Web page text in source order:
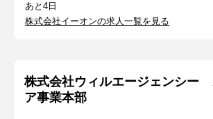
あと4日
株式会社イーオンの求人一覧を見る
株式会社ウィルエージェンシー
ア事業本部